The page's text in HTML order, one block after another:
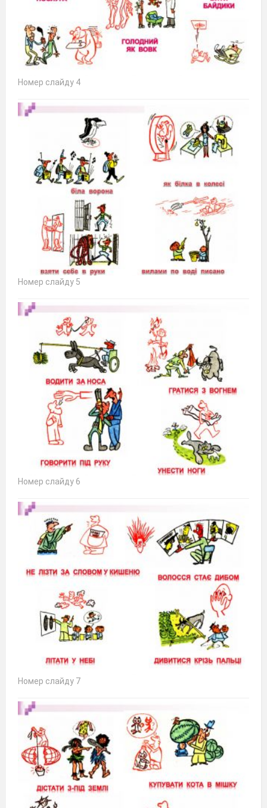
Номер слайду 4
Номер слайду 5
Номер слайду 6
Номер слайду 7